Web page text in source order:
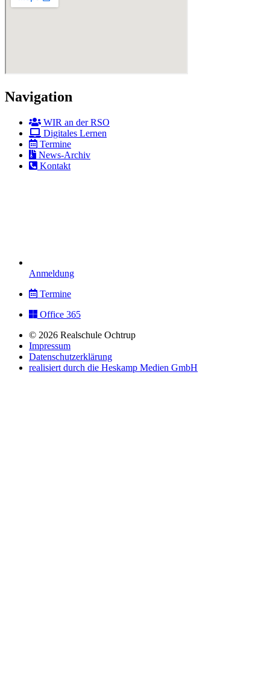
Navigation
WIR an der RSO
Digitales Lernen
Termine
News-Archiv
Kontakt
Anmeldung
Termine
Office 365
© 2026 Realschule Ochtrup
Impressum
Datenschutzerklärung
realisiert durch die Heskamp Medien GmbH